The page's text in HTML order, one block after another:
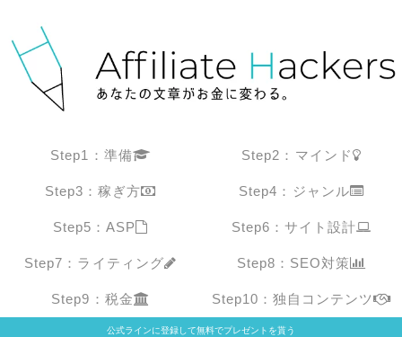
Step1：準備 Step2：マインド
Step3：稼ぎ方 Step4：ジャンル
Step5：ASP Step6：サイト設計
Step7：ライティング Step8：SEO対策
Step9：税金 Step10：独自コンテンツ
公式ラインに登録して無料でプレゼントを貰う